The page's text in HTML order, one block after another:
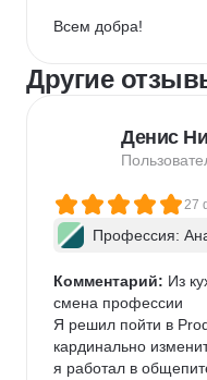
Всем добра!
Другие
Денис
27
Профессия:
Комментарий: Из
смена профессии
Я решил пойти в
кардинально
я работал в